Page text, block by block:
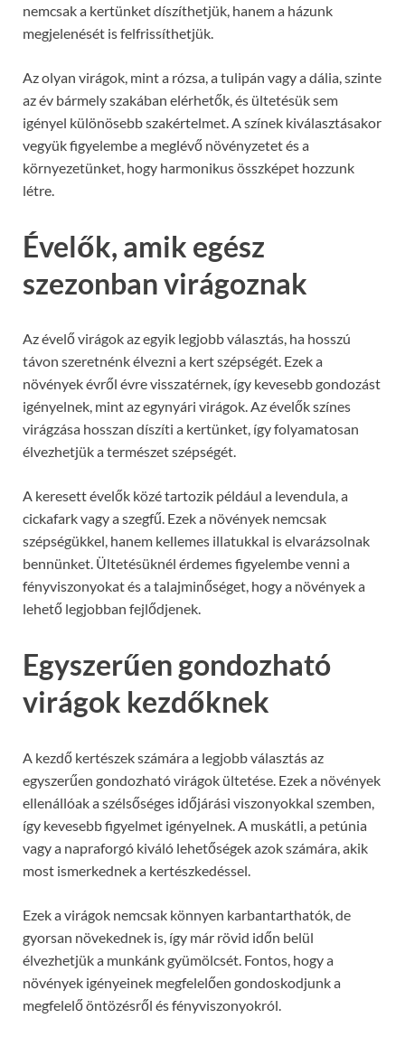
nemcsak a kertünket díszíthetjük, hanem a házunk
megjelenését is felfrissíthetjük.
Az olyan virágok, mint a rózsa, a tulipán vagy a dália, szinte
az év bármely szakában elérhetők, és ültetésük sem
igényel különösebb szakértelmet. A színek kiválasztásakor
vegyük figyelembe a meglévő növényzetet és a
környezetünket, hogy harmonikus összképet hozzunk
létre.
Évelők, amik egész
szezonban virágoznak
Az évelő virágok az egyik legjobb választás, ha hosszú
távon szeretnénk élvezni a kert szépségét. Ezek a
növények évről évre visszatérnek, így kevesebb gondozást
igényelnek, mint az egynyári virágok. Az évelők színes
virágzása hosszan díszíti a kertünket, így folyamatosan
élvezhetjük a természet szépségét.
A keresett évelők közé tartozik például a levendula, a
cickafark vagy a szegfű. Ezek a növények nemcsak
szépségükkel, hanem kellemes illatukkal is elvarázsolnak
bennünket. Ültetésüknél érdemes figyelembe venni a
fényviszonyokat és a talajminőséget, hogy a növények a
lehető legjobban fejlődjenek.
Egyszerűen gondozható
virágok kezdőknek
A kezdő kertészek számára a legjobb választás az
egyszerűen gondozható virágok ültetése. Ezek a növények
ellenállóak a szélsőséges időjárási viszonyokkal szemben,
így kevesebb figyelmet igényelnek. A muskátli, a petúnia
vagy a napraforgó kiváló lehetőségek azok számára, akik
most ismerkednek a kertészkedéssel.
Ezek a virágok nemcsak könnyen karbantarthatók, de
gyorsan növekednek is, így már rövid időn belül
élvezhetjük a munkánk gyümölcsét. Fontos, hogy a
növények igényeinek megfelelően gondoskodjunk a
megfelelő öntözésről és fényviszonyokról.